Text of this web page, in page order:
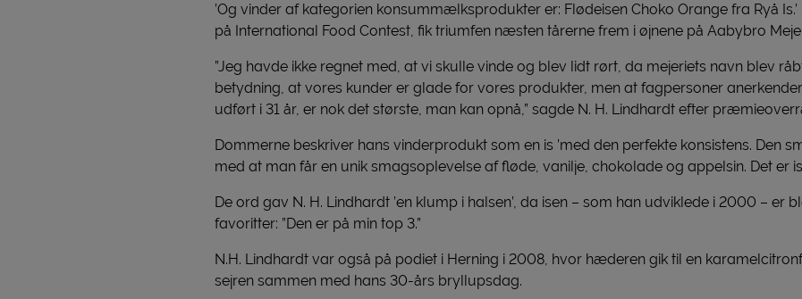
’Og vinder af kategorien konsummælksprodukter er: Flødeisen Choko Orange fra Ryå
på International Food Contest, fik triumfen næsten tårerne frem i øjnene på Aabybro
”Jeg havde ikke regnet med, at vi skulle vinde og blev lidt rørt, da mejeriets navn blev
betydning, at vores kunder er glade for vores produkter, men at fagpersoner
udført i 31 år, er nok det største, man kan opnå,” sagde N. H. Lindhardt efter
Dommerne beskriver hans vinderprodukt som en is ’med den perfekte konsistens. Den
med at man får en unik smagsoplevelse af fløde, vanilje, chokolade og appelsin. Det er
De ord gav N. H. Lindhardt ’en klump i halsen’, da isen – som han udviklede i 2000 – er
favoritter: ”Den er på min top 3.”
N.H. Lindhardt var også på podiet i Herning i 2008, hvor hæderen gik til en
sejren sammen med hans 30-års bryllupsdag.